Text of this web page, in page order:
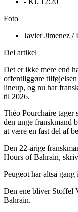
- Kl. 12:20
Foto
Javier Jimenez /
Del artikel
Det er ikke mere end
offentliggøre
lineup, og nu har
til 2026.
Théo Pourchaire tager
den unge franskmand
at være en fast del af
Den 22-årige
Hours of Bahrain,
Peugeot har altså
Den ene bliver Stoffel
Bahrain.